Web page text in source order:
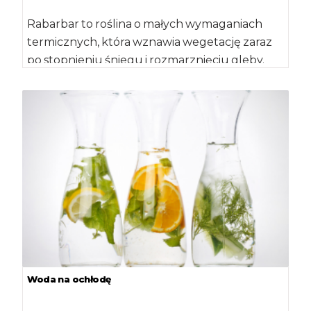
Rabarbar to roślina o małych wymaganiach
termicznych, która wznawia wegetację zaraz
po stopnieniu śniegu i rozmarznięciu gleby.
Woda na ochłodę